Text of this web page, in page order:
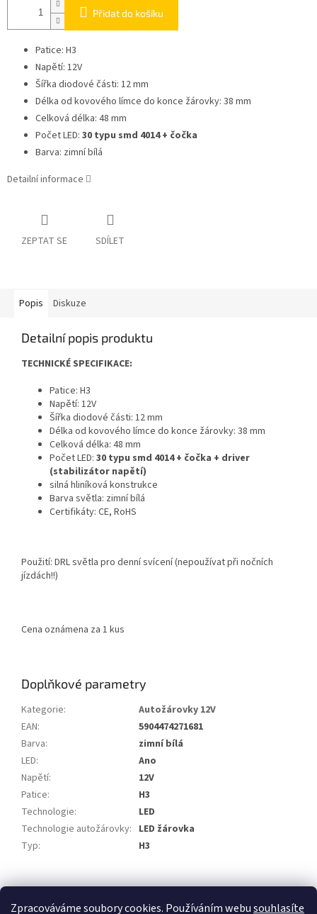
Zpracováváme soubory cookies. Používáním webusouhlasíte
Přidat do košíku
Patice: H3
Napětí: 12V
Šířka diodové části: 12 mm
Délka od kovového límce do konce žárovky: 38 mm
Celková délka: 48 mm
Počet LED: 30 typu smd 4014 + čočka
Barva: zimní bílá
Detailní informace
ZEPTAT SE SDÍLET
Popis Diskuze
Detailní popis produktu
TECHNICKÉ SPECIFIKACE:
Patice: H3
Napětí: 12V
Šířka diodové části: 12 mm
Délka od kovového límce do konce žárovky: 38 mm
Celková délka: 48 mm
Počet LED: 30 typu smd 4014 + čočka + driver
(stabilizátor napětí)
silná hliníková konstrukce
Barva světla: zimní bílá
Certifikáty: CE, RoHS
Použití: DRL světla pro denní svícení (nepoužívat při nočních
jízdách!!)
Cena oznámena za 1 kus
Doplňkové parametry
Kategorie:
Autožárovky 12V
EAN:
5904474271681
Barva:
zimní bílá
LED:
Ano
Napětí:
12V
Patice:
H3
Technologie:
LED
Technologie autožárovky: LED žárovka
Typ: H3
Z